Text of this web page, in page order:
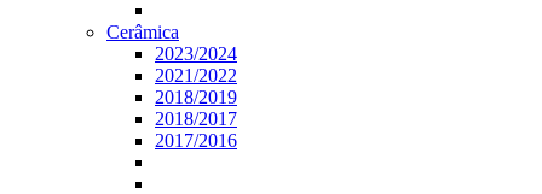
Cerâmica
2023/2024
2021/2022
2018/2019
2018/2017
2017/2016